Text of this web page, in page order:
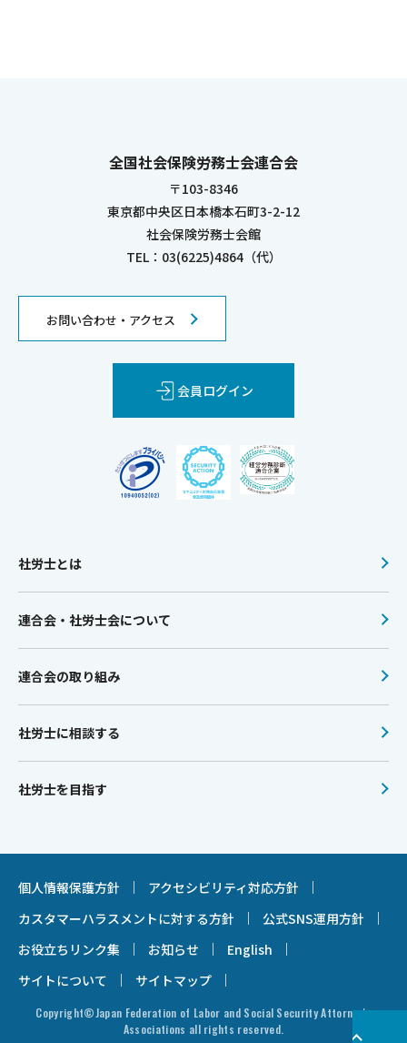
全国社会保険労務士会連合会
〒103-8346
東京都中央区日本橋本石町3-2-12
社会保険労務士会館
TEL：03(6225)4864（代）
お問い合わせ・アクセス
会員ログイン
社労士とは
連合会・社労士会について
連合会の取り組み
社労士に相談する
社労士を目指す
個人情報保護方針
アクセシビリティ対応方針
カスタマーハラスメントに対する方針
公式SNS運用方針
お役立ちリンク集
お知らせ
English
サイトについて
サイトマップ
Copyright©Japan Federation of Labor and Social Security Attorney's
Associations all rights reserved.